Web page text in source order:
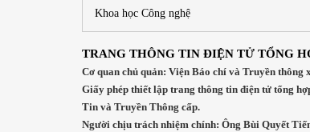
Khoa học Công nghệ
TRANG THÔNG TIN ĐIỆN TỬ TỔNG
Cơ quan chủ quản: Viện Báo chí và Truyền thông
Giấy phép thiết lập trang thông tin điện tử tổng
Tin và Truyền Thông cấp.
Người chịu trách nhiệm chính: Ông Bùi Quyết